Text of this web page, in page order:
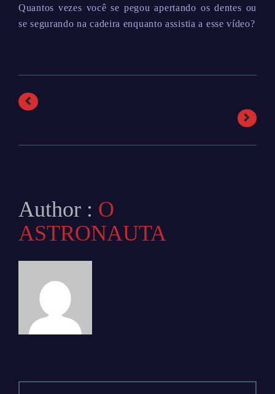
Quantos vezes você se pegou apertando os dentes ou
se segurando na cadeira enquanto assistia a esse vídeo?
Author : O
ASTRONAUTA